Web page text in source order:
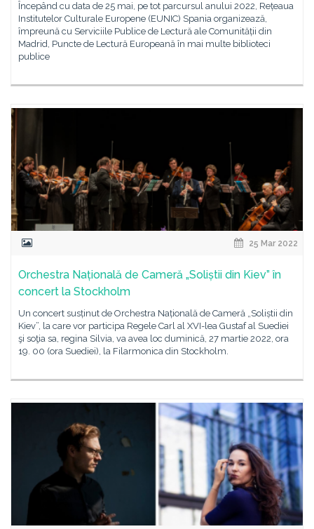
Începând cu data de 25 mai, pe tot parcursul anului 2022, Rețeaua
Institutelor Culturale Europene (EUNIC) Spania organizează,
împreună cu Serviciile Publice de Lectură ale Comunității din
Madrid, Puncte de Lectură Europeană în mai multe biblioteci
publice
25 Mar 2022
Orchestra Națională de Cameră „Soliștii din Kiev” în
concert la Stockholm
Un concert susținut de Orchestra Națională de Cameră „Soliștii din
Kiev”, la care vor participa Regele Carl al XVI-lea Gustaf al Suediei
şi soţia sa, regina Silvia, va avea loc duminică, 27 martie 2022, ora
19. 00 (ora Suediei), la Filarmonica din Stockholm.